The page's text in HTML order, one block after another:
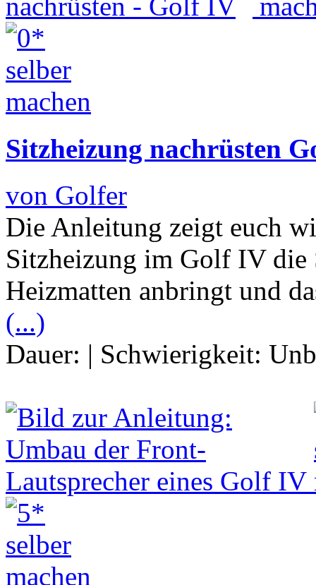
Sitzheizung nachrüsten
von Golfer
Die Anleitung zeigt euch
Sitzheizung im Golf IV die
Heizmatten anbringt und
(...)
Dauer: | Schwierigkeit: